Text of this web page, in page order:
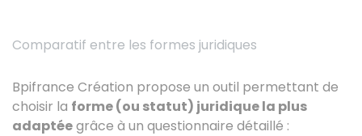
Comparatif entre les formes juridiques
Bpifrance Création propose un outil permettant de
choisir la forme (ou statut) juridique la plus
adaptéegrâce à un questionnaire détaillé :